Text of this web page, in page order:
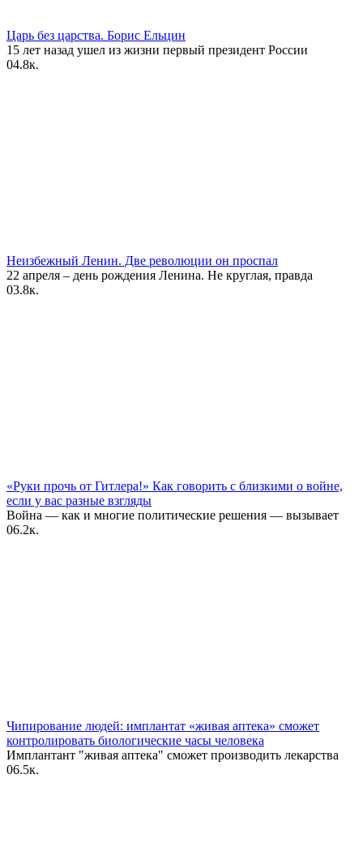
Царь без царства. Борис Ельцин
15 лет назад ушел из жизни первый президент России
04.8к.
Неизбежный Ленин. Две революции он проспал
22 апреля – день рождения Ленина. Не круглая, правда
03.8к.
«Руки прочь от Гитлера!» Как говорить с близкими о войне,
если у вас разные взгляды
Война — как и многие политические решения — вызывает
06.2к.
Чипирование людей: имплантат «живая аптека» сможет
контролировать биологические часы человека
Имплантант "живая аптека" сможет производить лекарства
06.5к.